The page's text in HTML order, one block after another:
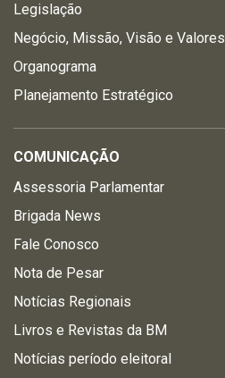
Legislação
Negócio, Missão, Visão e Valores
Organograma
Planejamento Estratégico
COMUNICAÇÃO
Assessoria Parlamentar
Brigada News
Fale Conosco
Nota de Pesar
Notícias Regionais
Livros e Revistas da BM
Notícias período eleitoral